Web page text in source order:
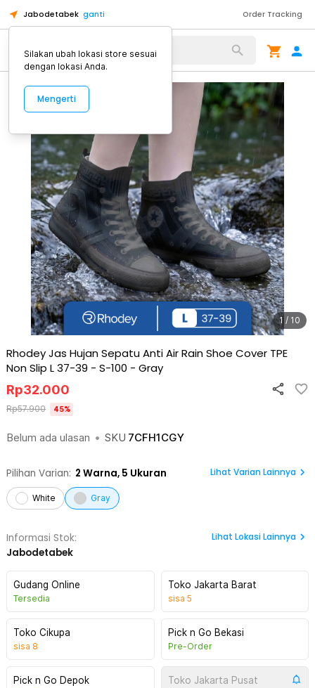
Jabodetabek ganti Order Tracking
Alat Kopi
1 / 10
Rhodey Jas Hujan Sepatu Anti Air Rain Shoe Cover TPE
Non Slip L 37-39 - S-100 - Gray
Belum ada ulasan • SKU 7CFH1CGY
Rp32.000
Rp57.900 45%
Pilihan Varian: 2 Warna, 5 Ukuran Lihat Varian Lainnya
White Gray
Informasi Stok:
Jabodetabek
Lihat Lokasi Lainnya
Gudang Online
Tersedia
Toko Jakarta Barat
sisa 5
Toko Cikupa
sisa 8
Pick n Go Bekasi
Pre-Order
Pick n Go Depok Toko Jakarta Pusat
Silakan ubah lokasi store sesuai
dengan lokasi Anda.
Mengerti